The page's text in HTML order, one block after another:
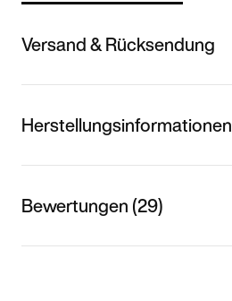
Versand & Rücksendung
Herstellungsinformationen
Bewertungen (29)